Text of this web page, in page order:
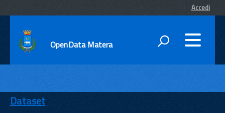
Accedi
OpenData Matera
ENTI
Dataset